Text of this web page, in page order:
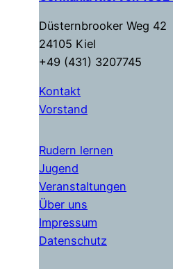
Düsternbrooker Weg 42
24105 Kiel
+49 (431) 3207745
Kontakt
Vorstand
Rudern lernen
Jugend
Veranstaltungen
Über uns
Impressum
Datenschutz